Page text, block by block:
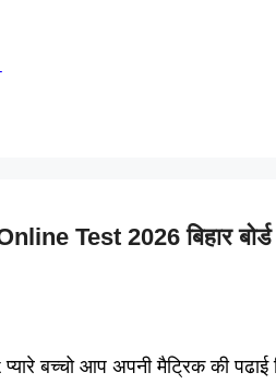
Test 2026 बिहार बोर्ड
आप अपनी मैट्रिक की पढाई